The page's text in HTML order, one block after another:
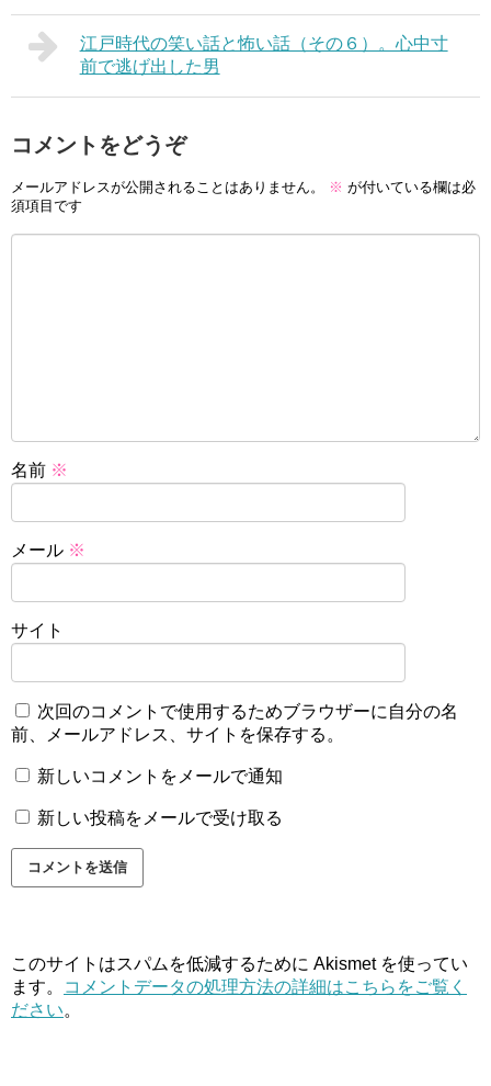
江戸時代の笑い話と怖い話（その６）。心中寸
前で逃げ出した男
コメントをどうぞ
メールアドレスが公開されることはありません。 ※ が付いている欄は必
須項目です
名前 ※
メール ※
サイト
次回のコメントで使用するためブラウザーに自分の名
前、メールアドレス、サイトを保存する。
新しいコメントをメールで通知
新しい投稿をメールで受け取る
このサイトはスパムを低減するために Akismet を使ってい
ます。
コメントデータの処理方法の詳細はこちらをご覧く
ださい。